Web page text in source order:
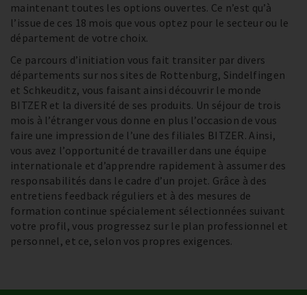
maintenant toutes les options ouvertes. Ce n’est qu’à
l’issue de ces 18 mois que vous optez pour le secteur ou le
département de votre choix.
Ce parcours d’initiation vous fait transiter par divers
départements sur nos sites de Rottenburg, Sindelfingen
et Schkeuditz, vous faisant ainsi découvrir le monde
BITZER et la diversité de ses produits. Un séjour de trois
mois à l’étranger vous donne en plus l’occasion de vous
faire une impression de l’une des filiales BITZER. Ainsi,
vous avez l’opportunité de travailler dans une équipe
internationale et d’apprendre rapidement à assumer des
responsabilités dans le cadre d’un projet. Grâce à des
entretiens feedback réguliers et à des mesures de
formation continue spécialement sélectionnées suivant
votre profil, vous progressez sur le plan professionnel et
personnel, et ce, selon vos propres exigences.